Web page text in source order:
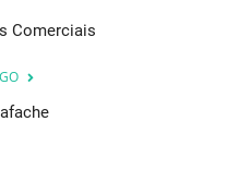
Comerciais